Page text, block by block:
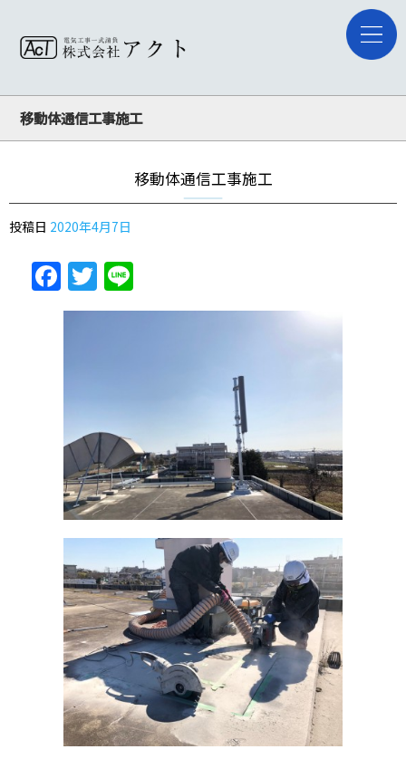
移動体通信工事施工
移動体通信工事施工
投稿日 2020年4月7日
Facebook
Twitter